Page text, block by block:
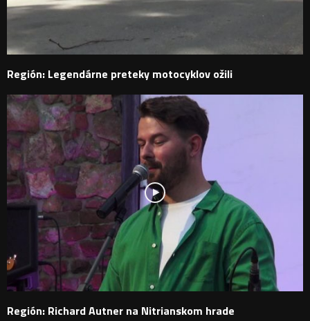
Región: Legendárne preteky motocyklov ožili
Región: Richard Autner na Nitrianskom hrade